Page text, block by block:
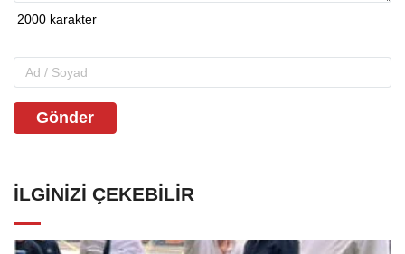
Gönder
İLGINIZI ÇEKEBILIR